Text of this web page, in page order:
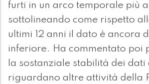
furti in un arco temporale più
sottolineando come rispetto
ultimi 12 anni il dato è ancora
inferiore. Ha commentato poi
la sostanziale stabilità dei dati
riguardano altre attività della